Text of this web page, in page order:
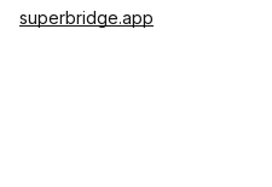
superbridge.app